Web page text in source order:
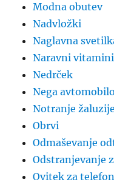
Modna obutev
Nadvložki
Naglavna
Naravni vitamini
Nedrček
Nega
Notranje žaluzije
Obrvi
Odmaševanje
Odstranjevanje
Ovitek za telefon